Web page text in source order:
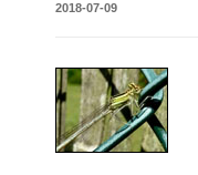
2018-07-09